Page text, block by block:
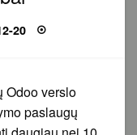
20
Odoo verslo
paslaugų